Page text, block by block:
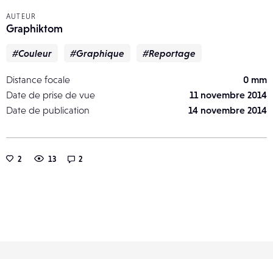
AUTEUR
Graphiktom
#Couleur #Graphique #Reportage
Distance focale
0 mm
Date de prise de vue
11 novembre 2014
Date de publication
14 novembre 2014
2 13 2